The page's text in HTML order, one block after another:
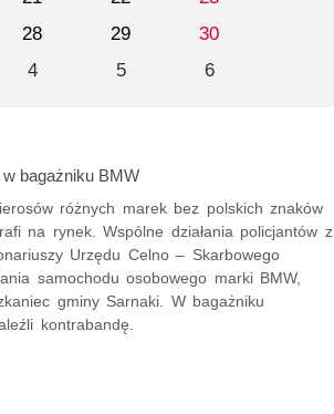
28 29
30
4 5 6
w bagażniku BMW
różnych marek bez polskich znaków
na rynek. Wspólne działania policjantów z
Urzędu Celno – Skarbowego
samochodu osobowego marki BMW,
gminy Sarnaki. W bagażniku
kontrabandę.